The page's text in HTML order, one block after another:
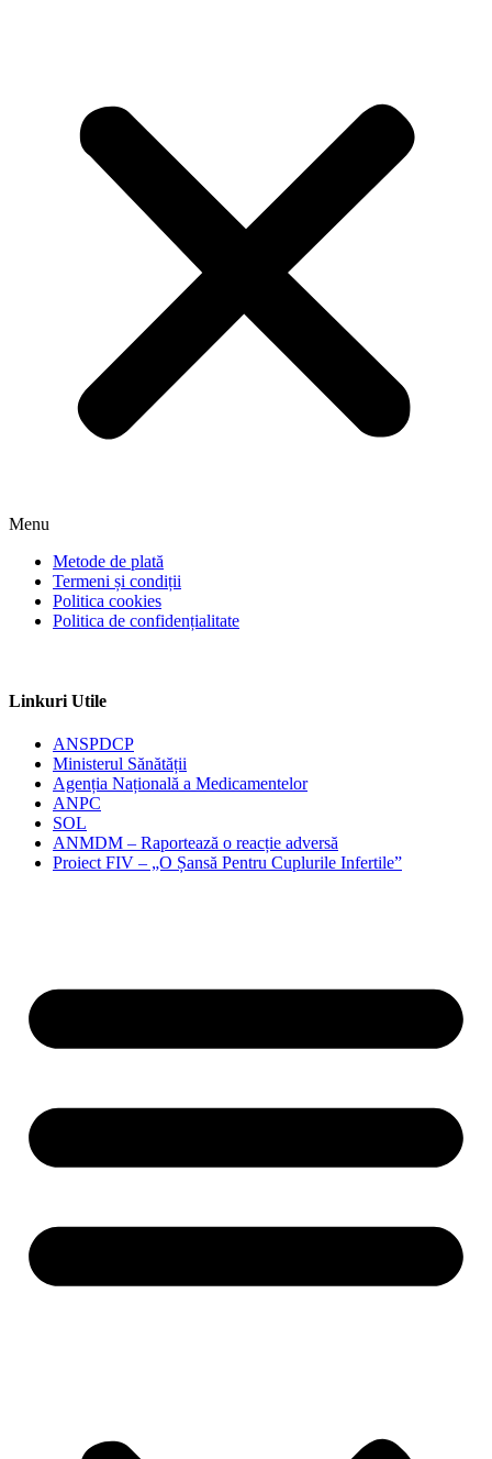
Menu
Metode de plată
Termeni și condiții
Politica cookies
Politica de confidențialitate
Linkuri Utile
ANSPDCP
Ministerul Sănătății
Agenția Națională a Medicamentelor
ANPC
SOL
ANMDM – Raportează o reacție adversă
Proiect FIV – „O Șansă Pentru Cuplurile Infertile”